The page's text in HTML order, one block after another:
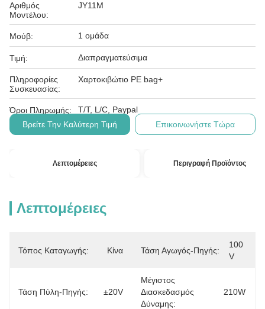
Αριθμός
Μοντέλου:
JY11M
Μούβ: 1 ομάδα
Τιμή: Διαπραγματεύσιμα
Πληροφορίες
Συσκευασίας:
Χαρτοκιβώτιο PE bag+
Όροι Πληρωμής:
T/T, L/C, Paypal
Βρείτε Την Καλύτερη Τιμή
Επικοινωνήστε Τώρα
Λεπτομέρειες Περιγραφή Προϊόντος
Λεπτομέρειες
Τόπος Καταγωγής: Κίνα Τάση Αγωγός-Πηγής:
100
V
Τάση Πύλη-Πηγής: ±20V
Μέγιστος
Διασκεδασμός
Δύναμης:
210W